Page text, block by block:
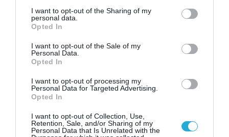
not limited to your visit or usage behaviour. You may click to
grant or deny consent to Google and its third-party tags to
use your data for below specified purposes in below Google
consent section.
I want to opt-out of the Sharing of my
personal data.
Opted In
I want to opt-out of the Sale of my
Personal Data.
Opted In
I want to opt-out of processing my
Personal Data for Targeted Advertising.
Opted In
I want to opt-out of Collection, Use,
Retention, Sale, and/or Sharing of my
Personal Data that Is Unrelated with the
επερχόμενες αλλαγές, καταλήγει η
Manpower.
MANPOWER MANPOWERGROUP.